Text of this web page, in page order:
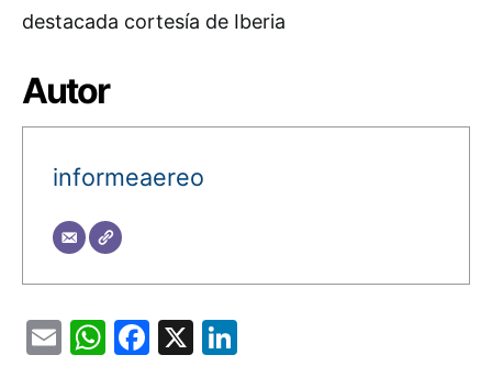
destacada cortesía de Iberia
Autor
informeaereo
EmailWhatsApp
Facebook
X